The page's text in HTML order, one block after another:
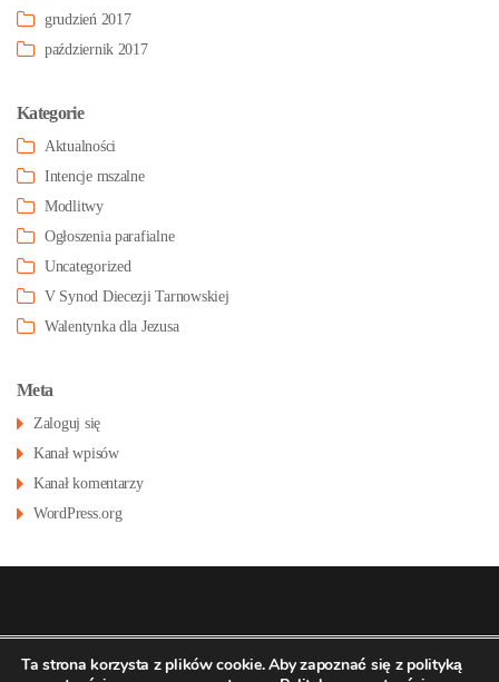
grudzień 2017
październik 2017
Kategorie
Aktualności
Intencje mszalne
Modlitwy
Ogłoszenia parafialne
Uncategorized
V Synod Diecezji Tarnowskiej
Walentynka dla Jezusa
Meta
Zaloguj się
Kanał wpisów
Kanał komentarzy
WordPress.org
© 2026Konatsu.pldlaParafia św Stanisława
Polityka
Ta strona korzysta z plików cookie. Aby zapoznać się z polityką